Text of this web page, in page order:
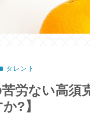
タレント
労ない高須
?】